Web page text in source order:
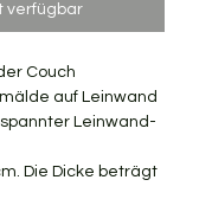
verfügbar
Couch
auf Leinwand
Leinwand-
Die Dicke beträgt